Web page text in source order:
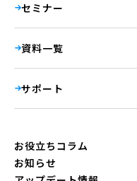
セミナー
資料一覧
サポート
お役立ちコラム
お知らせ